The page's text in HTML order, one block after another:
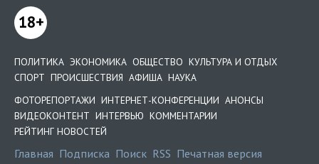
18+
ПОЛИТИКА ЭКОНОМИКА ОБЩЕСТВО КУЛЬТУРА И ОТДЫХ
СПОРТ ПРОИСШЕСТВИЯ АФИША НАУКА
ФОТОРЕПОРТАЖИ ИНТЕРНЕТ-КОНФЕРЕНЦИИ АНОНСЫ
ВИДЕОКОНТЕНТ ИНТЕРВЬЮ КОММЕНТАРИИ
РЕЙТИНГ НОВОСТЕЙ
Главная Подписка Поиск RSS Печатная версия